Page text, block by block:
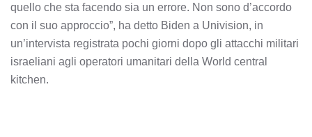
quello che sta facendo sia un errore. Non sono d’accordo
con il suo approccio”, ha detto Biden a Univision, in
un’intervista registrata pochi giorni dopo gli attacchi militari
israeliani agli operatori umanitari della World central
kitchen.